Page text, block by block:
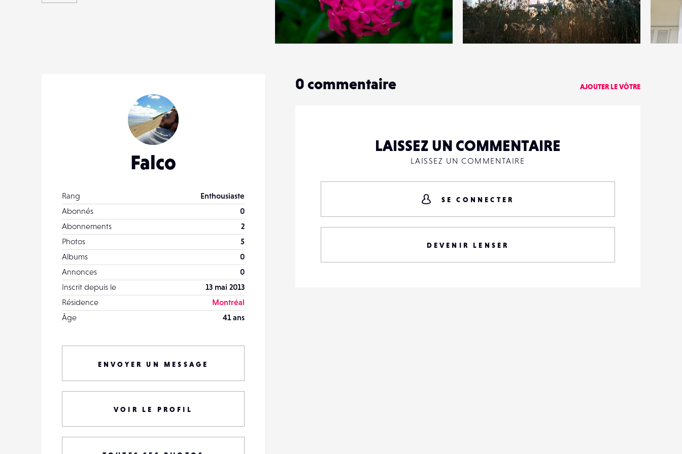
14 11
Falco
Rang
Enthousiaste
Abonnés
0
Abonnements
2
Photos
5
Albums
0
Annonces
0
Inscrit depuis le
13 mai 2013
Résidence
Montréal
Âge
41 ans
ENVOYER UN MESSAGE
VOIR LE PROFIL
0 commentaire AJOUTER LE VÔTRE
LAISSEZ UN COMMENTAIRE
LAISSEZ UN COMMENTAIRE
SE CONNECTER
DEVENIR LENSER